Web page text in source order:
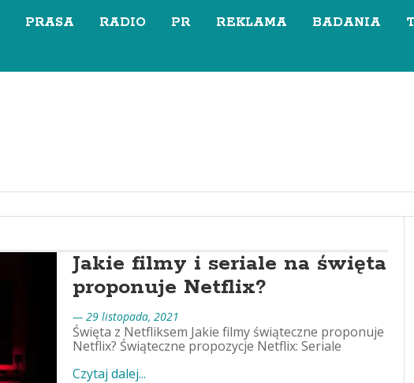
PRASA RADIO PR REKLAMA BADANIA
Jakie filmy i seriale na święta
proponuje Netflix?
— 29 listopada, 2021
Święta z Netfliksem Jakie filmy świąteczne proponuje
Netflix? Świąteczne propozycje Netflix: Seriale
Czytaj dalej...